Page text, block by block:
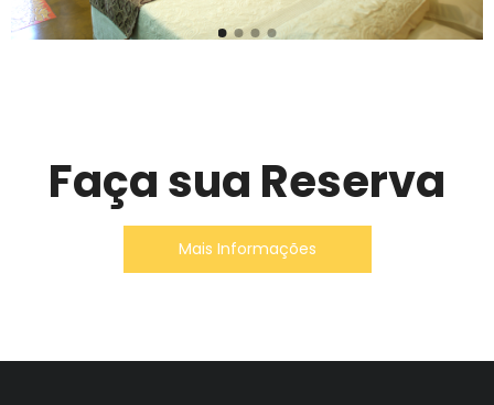
Faça sua Reserva
Mais Informações